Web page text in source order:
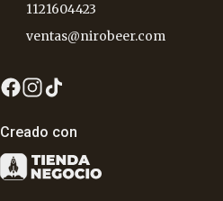
1121604423
ventas@nirobeer.com
Creado con